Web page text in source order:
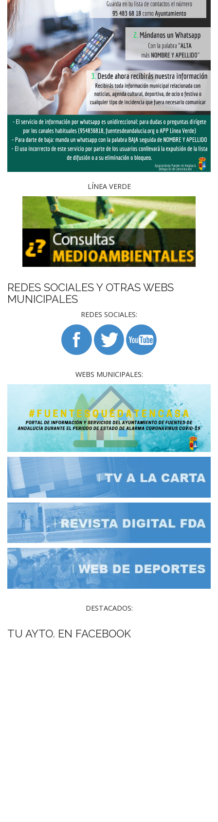
LÍNEA VERDE
REDES SOCIALES Y OTRAS WEBS
MUNICIPALES
REDES SOCIALES:
WEBS MUNICIPALES:
DESTACADOS:
TU AYTO. EN FACEBOOK